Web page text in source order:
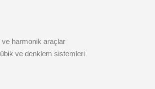
harmonik araçlar
ve denklem sistemleri